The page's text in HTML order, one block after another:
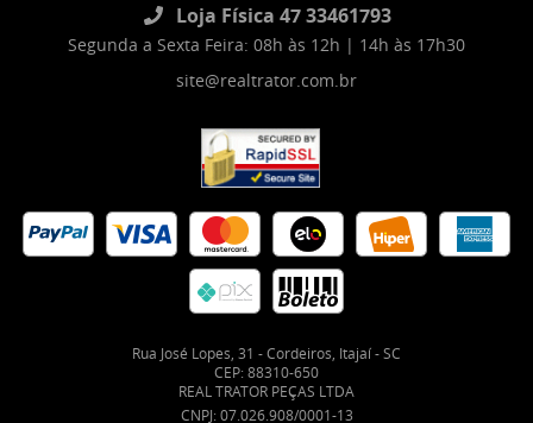
Loja Física 47 33461793
Segunda a Sexta Feira: 08h às 12h | 14h às 17h30
site@realtrator.com.br
Rua José Lopes, 31 -Cordeiros, Itajaí-SC
CEP: 88310-650
REAL TRATOR PEÇAS LTDA
CNPJ: 07.026.908/0001-13